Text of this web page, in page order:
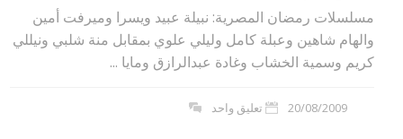
مسلسلات رمضان المصرية: نبيلة عبيد ويسرا وميرفت أمين
والهام شاهين وعبلة كامل وليلي علوي بمقابل منة شلبي ونيللي
كريم وسمية الخشاب وغادة عبدالرازق ومايا ...
20/08/2009 تعليق واحد